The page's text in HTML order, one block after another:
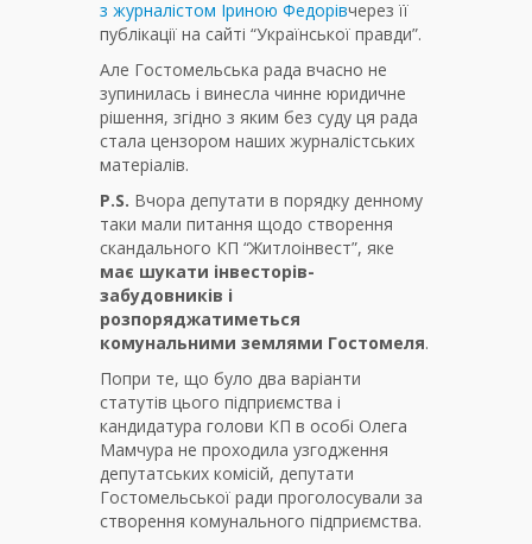
з журналістом Іриною Федорівчерез її
публікації на сайті “Української правди”.
Але Гостомельська рада вчасно не
зупинилась і винесла чинне юридичне
рішення, згідно з яким без суду ця рада
стала цензором наших журналістських
матеріалів.
P.S. Вчора депутати в порядку денному
таки мали питання щодо створення
скандального КП “Житлоінвест”, яке
має шукати інвесторів-
забудовників і
розпоряджатиметься
комунальними землями Гостомеля.
Попри те, що було два варіанти
статутів цього підприємства і
кандидатура голови КП в особі Олега
Мамчура не проходила узгодження
депутатських комісій, депутати
Гостомельської ради проголосували за
створення комунального підприємства.